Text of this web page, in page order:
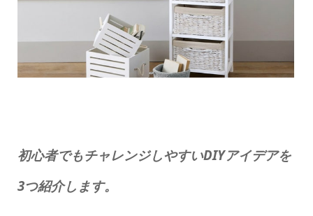
初心者でもチャレンジしやすいDIYアイデアを
3つ紹介します。